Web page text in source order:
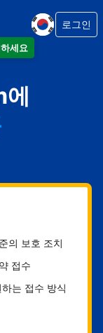
세요
로그인
의 보호 조치
접수
는 접수 방식